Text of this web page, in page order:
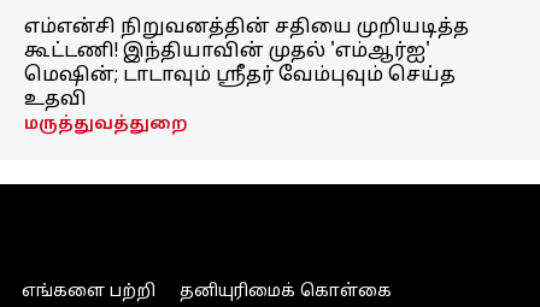
எம்என்சி நிறுவனத்தின் சதியை முறியடித்த
கூட்டணி! இந்தியாவின் முதல் 'எம்ஆர்ஐ'
மெஷின்; டாடாவும் ஸ்ரீதர் வேம்புவும் செய்த
உதவி
மருத்துவத்துறை
எங்களை பற்றி
தனியுரிமைக் கொள்கை